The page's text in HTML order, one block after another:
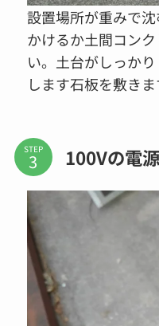
設置場所が重みで
かけるか土間コン
い。土台がしっか
します石板を敷きま
STEP 100Vの電源